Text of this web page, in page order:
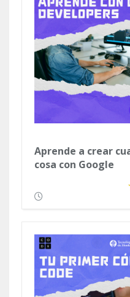
Aprende a crear
cosa con Google